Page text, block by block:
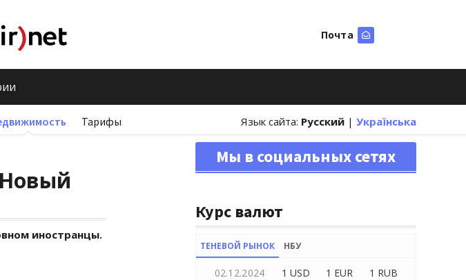
Почта
Тарифы Язык сайта: Русский | Українська
иностранцы.
Мы в социальных сетях
Курс валют
ТЕНЕВОЙ РЫНОК НБУ
02.12.2024 1 USD 1 EUR 1 RUB